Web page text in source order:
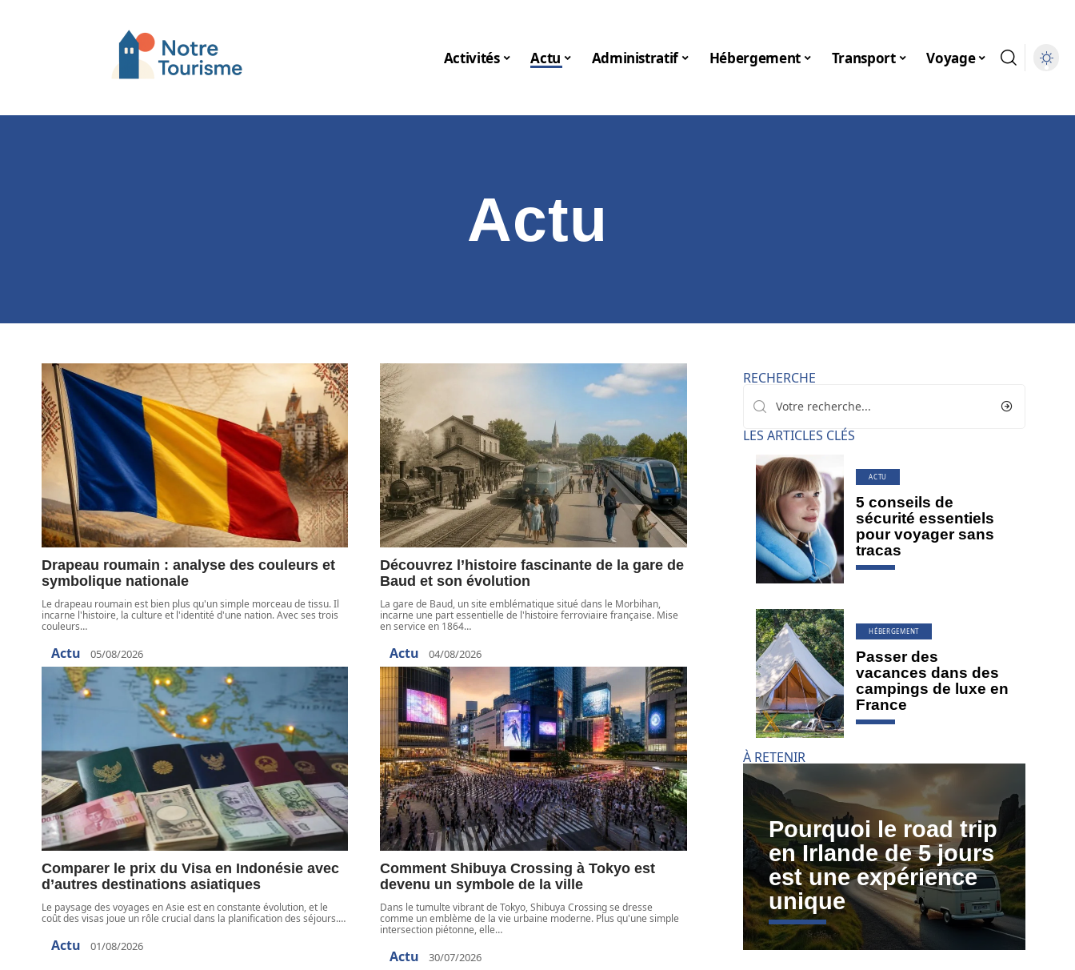
Activités Actu Administratif Hébergement Transport Voyage
Actu
Drapeau roumain : analyse des couleurs et
symbolique nationale
Le drapeau roumain est bien plus qu'un simple morceau de tissu. Il
incarne l'histoire, la culture et l'identité d'une nation. Avec ses trois
couleurs…
Actu 05/08/2026
Découvrez l’histoire fascinante de la gare de
Baud et son évolution
La gare de Baud, un site emblématique situé dans le Morbihan,
incarne une part essentielle de l'histoire ferroviaire française. Mise
en service en 1864…
Actu 04/08/2026
Comparer le prix du Visa en Indonésie avec
d’autres destinations asiatiques
Le paysage des voyages en Asie est en constante évolution, et le
coût des visas joue un rôle crucial dans la planification des séjours.…
Actu 01/08/2026
Comment Shibuya Crossing à Tokyo est
devenu un symbole de la ville
Dans le tumulte vibrant de Tokyo, Shibuya Crossing se dresse
comme un emblème de la vie urbaine moderne. Plus qu'une simple
intersection piétonne, elle…
Actu 30/07/2026
RECHERCHE
LES ARTICLES CLÉS
ACTU
5 conseils de
sécurité essentiels
pour voyager sans
tracas
HÉBERGEMENT
Passer des
vacances dans des
campings de luxe en
France
À RETENIR
Pourquoi le road trip
en Irlande de 5 jours
est une expérience
unique